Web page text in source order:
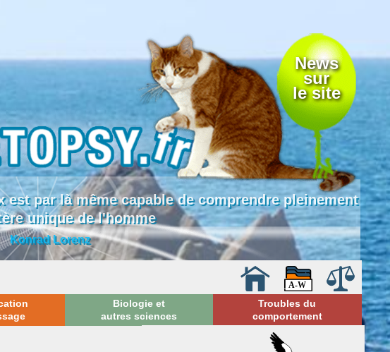
News
sur
le site
par là même capable de comprendre pleinement
unique de l'homme
Konrad Lorenz
Biologie et
autres sciences
Troubles du
comportement